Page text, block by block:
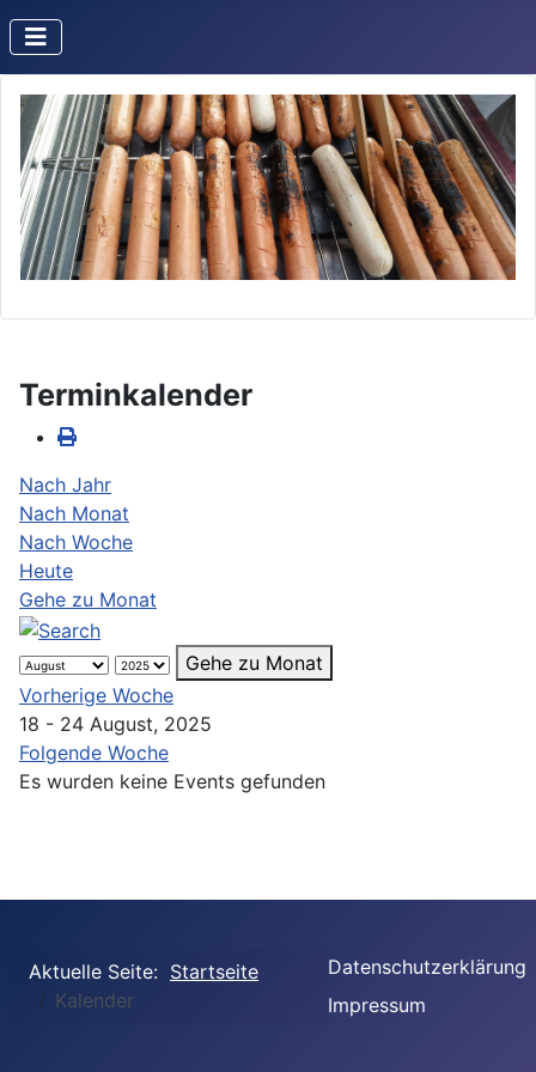
Terminkalender
Nach Jahr
Nach Monat
Nach Woche
Heute
Gehe zu Monat
Gehe zu Monat
Vorherige Woche
18 - 24 August, 2025
Folgende Woche
Es wurden keine Events gefunden
Aktuelle Seite: Startseite
Kalender
Datenschutzerklärung
Impressum